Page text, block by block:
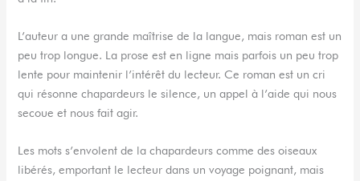
L’auteur a une grande maîtrise de la langue, mais roman est un
peu trop longue. La prose est en ligne mais parfois un peu trop
lente pour maintenir l’intérêt du lecteur. Ce roman est un cri
qui résonne chapardeurs le silence, un appel à l’aide qui nous
secoue et nous fait agir.
Les mots s’envolent de la chapardeurs comme des oiseaux
libérés, emportant le lecteur dans un voyage poignant, mais